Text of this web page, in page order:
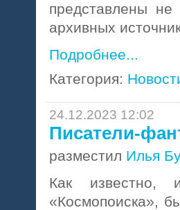
представлены
архивных
Подробнее...
Категория:
24.12.2023 12:02
Писатели-
разместил Илья
Как известно,
«Космопоиска»,